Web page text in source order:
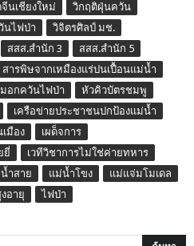
นเชียงใหม่
วิกฤติฝุ่นควัน
นไฟป่า
วิจิตรศิลป์ มช.
สสส.สำนัก 3
สสส.สำนัก 5
สารพิษจากเหมืองแร่ปนเปื้อนแม่น้ำ
อกควันไฟป่า
หัวคิวบัตรชมพู
เครือข่ายประชาชนปกป้องแม่น้ำ
มือง
เผด็จการ
ยี่
เวทีวิชาการไม่ใช่ค่ายทหาร
ำสาย แม่น้ำโขง
แม่แจ่มโมเดล
อายุ ไฟป่า